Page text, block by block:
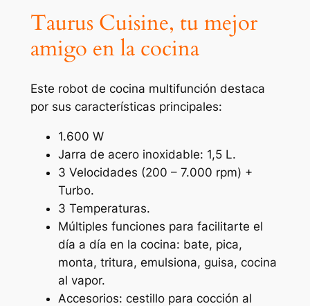
Taurus Cuisine, tu mejor
amigo en la cocina
Este robot de cocina multifunción destaca
por sus características principales:
1.600 W
Jarra de acero inoxidable: 1,5 L.
3 Velocidades (200 – 7.000 rpm) +
Turbo.
3 Temperaturas.
Múltiples funciones para facilitarte el
día a día en la cocina: bate, pica,
monta, tritura, emulsiona, guisa, cocina
al vapor.
Accesorios: cestillo para cocción al